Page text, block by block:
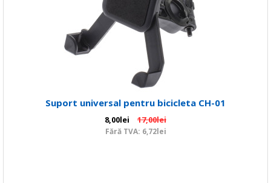
Suport universal pentru bicicleta CH-01
8,00lei 17,00lei
Fără TVA: 6,72lei